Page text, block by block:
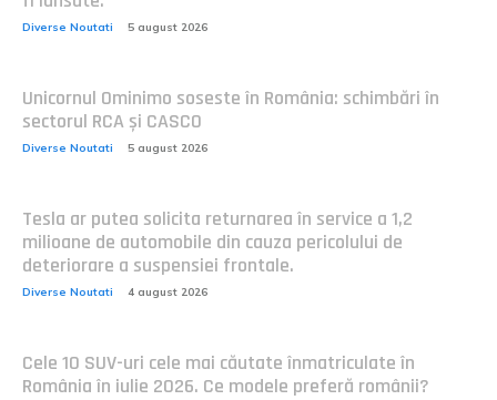
Diverse Noutati 5 august 2026
Unicornul Ominimo soseste în România: schimbări în
sectorul RCA și CASCO
Diverse Noutati 5 august 2026
Tesla ar putea solicita returnarea în service a 1,2
milioane de automobile din cauza pericolului de
deteriorare a suspensiei frontale.
Diverse Noutati 4 august 2026
Cele 10 SUV-uri cele mai căutate înmatriculate în
România în iulie 2026. Ce modele preferă românii?